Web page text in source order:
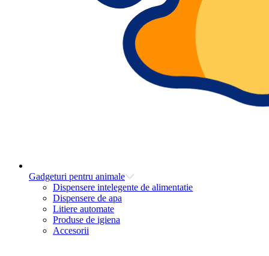
Gadgeturi pentru animale
Dispensere intelegente de alimentatie
Dispensere de apa
Litiere automate
Produse de igiena
Accesorii